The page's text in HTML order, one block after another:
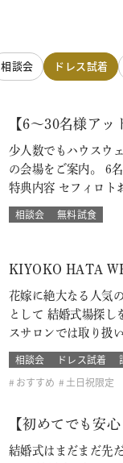
相談会 ドレス試着
【6～30名様ア
少人数でもハウスウ
の会場をご案内。 6
特典内容 セフィロト
相談会 無料試食
KIYOKO HATA
花嫁に絶大なる人気
として 結婚式場探し
スサロンでは取り扱
相談会 ドレス試着
おすすめ
土日祝限定
【初めてでも安
結婚式はまだまだ先